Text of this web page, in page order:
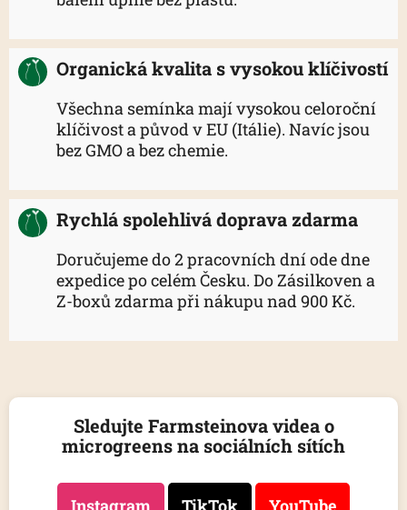
Organická kvalita s vysokou klíčivostí
Všechna semínka mají vysokou celoroční
klíčivost a původ v EU (Itálie). Navíc jsou
bez GMO a bez chemie.
Rychlá spolehlivá doprava zdarma
Doručujeme do 2 pracovních dní ode dne
expedice po celém Česku. Do Zásilkoven a
Z-boxů zdarma při nákupu nad 900 Kč.
Sledujte Farmsteinova videa o
microgreens na sociálních sítích
Instagram TikTok YouTube